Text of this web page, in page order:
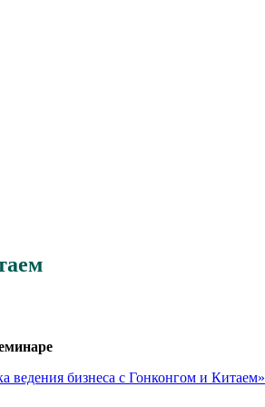
ведения бизнеса с Гонконгом и Китаем»